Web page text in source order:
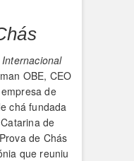
OBE, CEO
empresa de
chá fundada
de
de Chás
que reuniu